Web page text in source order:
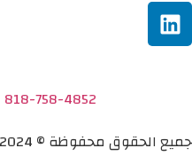
818-758-4852
جميع الحقوق محفوظة © 2024